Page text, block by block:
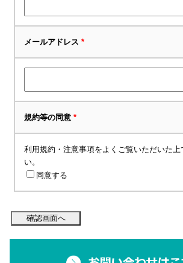
メールアドレス *
規約等の同意 *
利用規約・注意事項をよくご覧いただいた上
い。
同意する